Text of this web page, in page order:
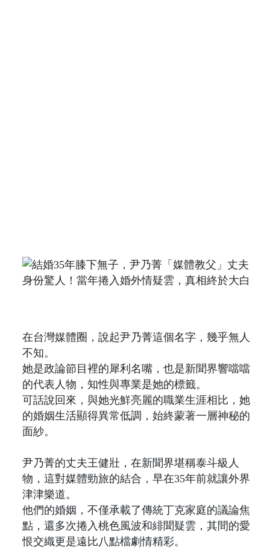
在台灣媒體圈，說起尹乃菁這個名字，幾乎無人
不知。
她是政論節目裡的犀利名嘴，也是新聞界響噹噹
的代表人物，知性與專業是她的標籤。
可話說回來，與她光鮮亮麗的職業生涯相比，她
的婚姻生活顯得異常低調，始終蒙著一層神秘的
面紗。
尹乃菁的丈夫王健壯，在新聞界堪稱泰斗級人
物，這對媒體勁旅的結合，早在35年前就讓外界
津津樂道。
他們的婚姻，不僅承載了傳統丁克家庭的議論焦
點，還多次捲入桃色風波和緋聞疑雲，其間的愛
恨交織更是遠比八點檔劇情精彩。